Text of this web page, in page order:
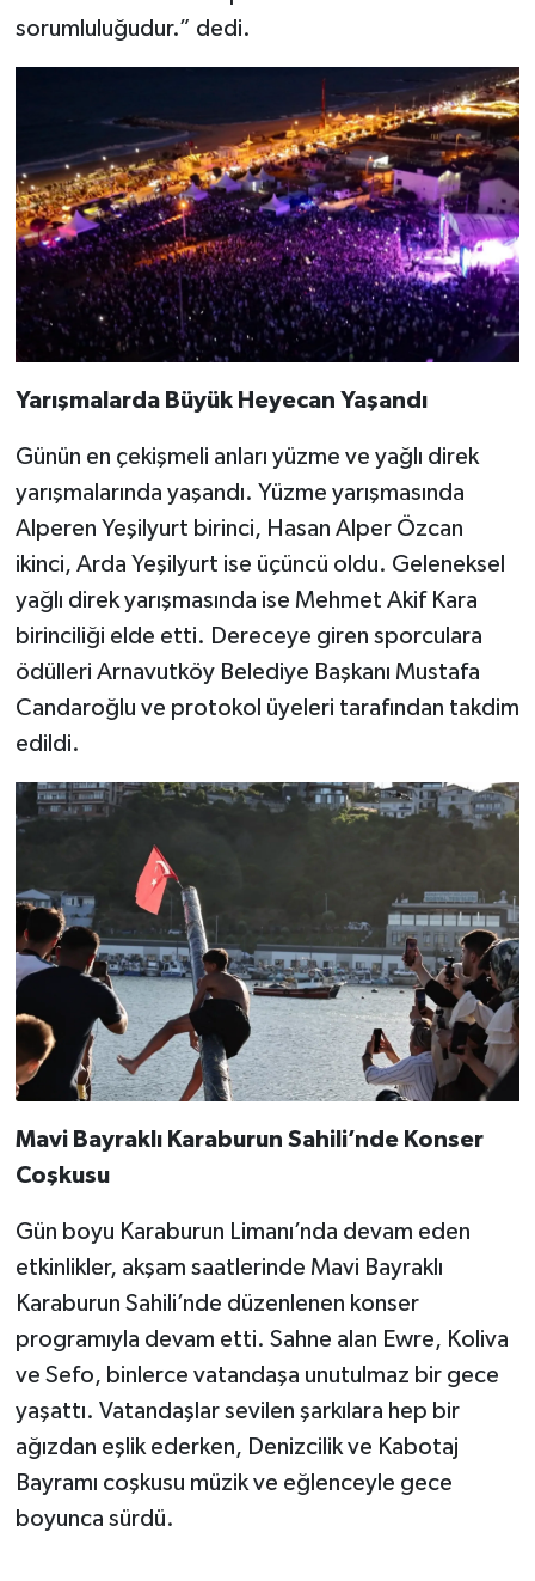
sorumluluğudur.” dedi.
Yarışmalarda Büyük Heyecan Yaşandı
Günün en çekişmeli anları yüzme ve yağlı direk
yarışmalarında yaşandı. Yüzme yarışmasında
Alperen Yeşilyurt birinci, Hasan Alper Özcan
ikinci, Arda Yeşilyurt ise üçüncü oldu. Geleneksel
yağlı direk yarışmasında ise Mehmet Akif Kara
birinciliği elde etti. Dereceye giren sporculara
ödülleri Arnavutköy Belediye Başkanı Mustafa
Candaroğlu ve protokol üyeleri tarafından takdim
edildi.
Mavi Bayraklı Karaburun Sahili’nde Konser
Coşkusu
Gün boyu Karaburun Limanı’nda devam eden
etkinlikler, akşam saatlerinde Mavi Bayraklı
Karaburun Sahili’nde düzenlenen konser
programıyla devam etti. Sahne alan Ewre, Koliva
ve Sefo, binlerce vatandaşa unutulmaz bir gece
yaşattı. Vatandaşlar sevilen şarkılara hep bir
ağızdan eşlik ederken, Denizcilik ve Kabotaj
Bayramı coşkusu müzik ve eğlenceyle gece
boyunca sürdü.